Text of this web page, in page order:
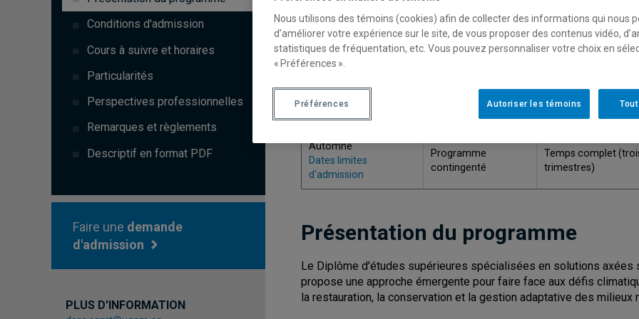
Conditions d'admission
Cours à suivre et horaires
Particularités
Perspectives professionnelles
Remarques et règlements
Descriptif en format PDF
Faire une demande
d'admission
PLUS D'INFORMATION
CODE TITRE
4776
Diplôme d'études supérieures spécialisées en solutions axées
TRIMESTRE
D'ADMISSION
CONTINGENT RÉGIME ET DURÉE
Automne
Dates limites
d'admission
Programme
contingenté
Temps complet
trimestres)
Présentation du programme
Le Diplôme d'études supérieures spécialisées en solutions
propose une approche émergente pour faire face aux défis
la restauration, la conservation et la gestion adaptative des milieux
Nous utilisons des témoins (cookies) afin de collecter des informations qui nous
d’améliorer votre expérience sur le site, de vous proposer des contenus vidéo,
statistiques de fréquentation, etc. Vous pouvez personnaliser votre choix en
« Préférences ».
Autoriser les témoins
Préférences